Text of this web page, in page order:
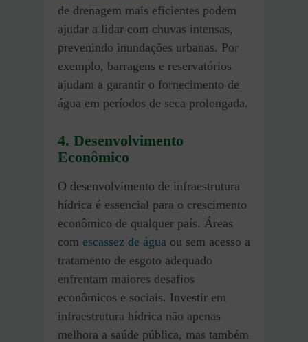
de drenagem mais eficientes podem
ajudar a lidar com chuvas intensas,
prevenindo inundações urbanas. Por
exemplo, barragens e reservatórios
ajudam a garantir o fornecimento de
água em períodos de seca prolongada.
4. Desenvolvimento
Econômico
O desenvolvimento de infraestrutura
hídrica é essencial para o crescimento
econômico de qualquer país. Áreas
com escassez de água ou sem acesso a
tratamento de esgoto adequado
enfrentam maiores desafios
econômicos e sociais. Investir em
infraestrutura hídrica não apenas
melhora a saúde pública, mas também